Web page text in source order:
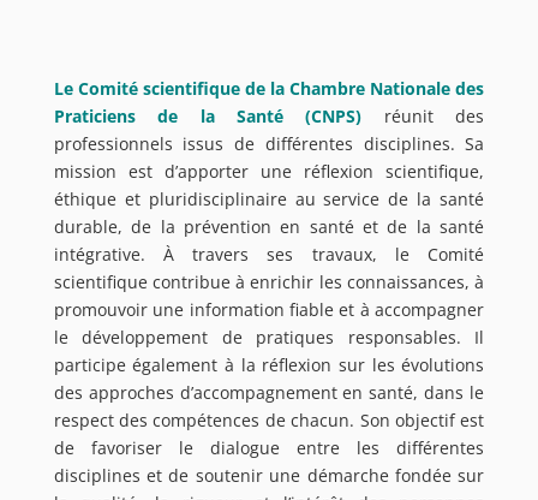
Le Comité scientifique de la Chambre Nationale des
Praticiens de la Santé (CNPS) réunit des
professionnels issus de différentes disciplines. Sa
mission est d’apporter une réflexion scientifique,
éthique et pluridisciplinaire au service de la santé
durable, de la prévention en santé et de la santé
intégrative. À travers ses travaux, le Comité
scientifique contribue à enrichir les connaissances, à
promouvoir une information fiable et à accompagner
le développement de pratiques responsables. Il
participe également à la réflexion sur les évolutions
des approches d’accompagnement en santé, dans le
respect des compétences de chacun. Son objectif est
de favoriser le dialogue entre les différentes
disciplines et de soutenir une démarche fondée sur